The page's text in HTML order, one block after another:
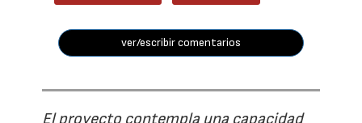
ver/escribir comentarios
El proyecto contempla una capacidad